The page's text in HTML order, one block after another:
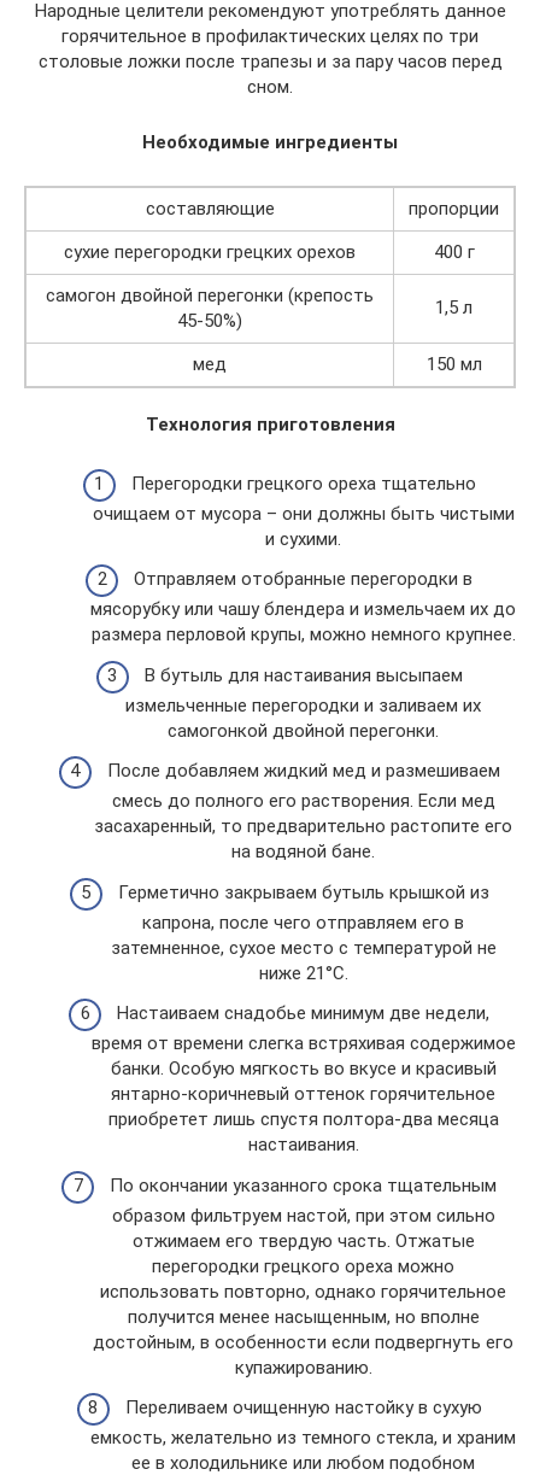
Народные целители рекомендуют употреблять данное
горячительное в профилактических целях по три
столовые ложки после трапезы и за пару часов перед
сном.
Необходимые ингредиенты
составляющие
пропорции
сухие перегородки грецких орехов
400 г
самогон двойной перегонки (крепость
45-50%)
1,5 л
мед 150 мл
Технология приготовления
Перегородки грецкого ореха тщательно
очищаем от мусора – они должны быть чистыми
и сухими.
Отправляем отобранные перегородки в
мясорубку или чашу блендера и измельчаем их до
размера перловой крупы, можно немного крупнее.
В бутыль для настаивания высыпаем
измельченные перегородки и заливаем их
самогонкой двойной перегонки.
После добавляем жидкий мед и размешиваем
смесь до полного его растворения. Если мед
засахаренный, то предварительно растопите его
на водяной бане.
Герметично закрываем бутыль крышкой из
капрона, после чего отправляем его в
затемненное, сухое место с температурой не
ниже 21°С.
Настаиваем снадобье минимум две недели,
время от времени слегка встряхивая содержимое
банки. Особую мягкость во вкусе и красивый
янтарно-коричневый оттенок горячительное
приобретет лишь спустя полтора-два месяца
настаивания.
По окончании указанного срока тщательным
образом фильтруем настой, при этом сильно
отжимаем его твердую часть. Отжатые
перегородки грецкого ореха можно
использовать повторно, однако горячительное
получится менее насыщенным, но вполне
достойным, в особенности если подвергнуть его
купажированию.
Переливаем очищенную настойку в сухую
емкость, желательно из темного стекла, и храним
ее в холодильнике или любом подобном